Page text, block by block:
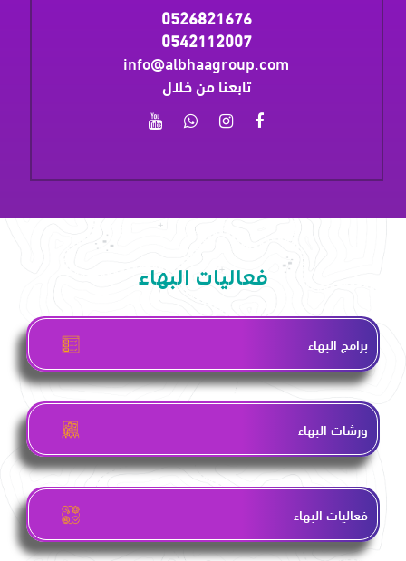
0526821676
0542112007
info@albhaagroup.com
تابعنا من خلال
فعاليات البهاء
برامج البهاء
ورشات البهاء
فعاليات البهاء